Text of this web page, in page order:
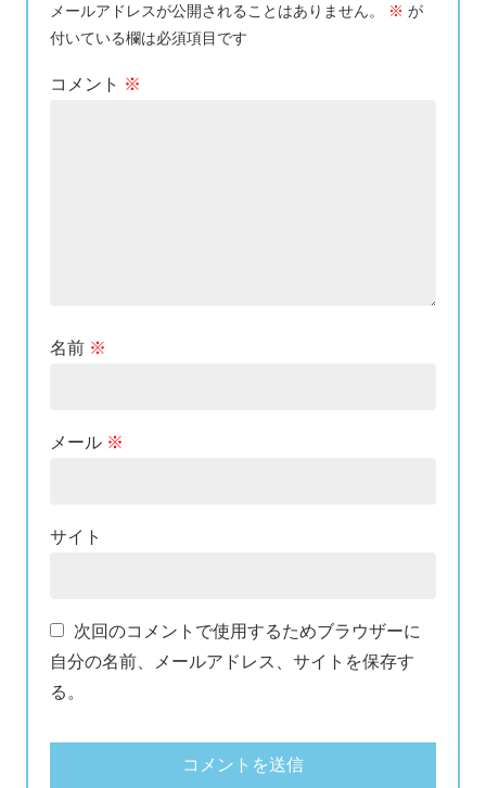
メールアドレスが公開されることはありません。 ※ が
付いている欄は必須項目です
コメント ※
名前 ※
メール ※
サイト
次回のコメントで使用するためブラウザーに
自分の名前、メールアドレス、サイトを保存す
る。